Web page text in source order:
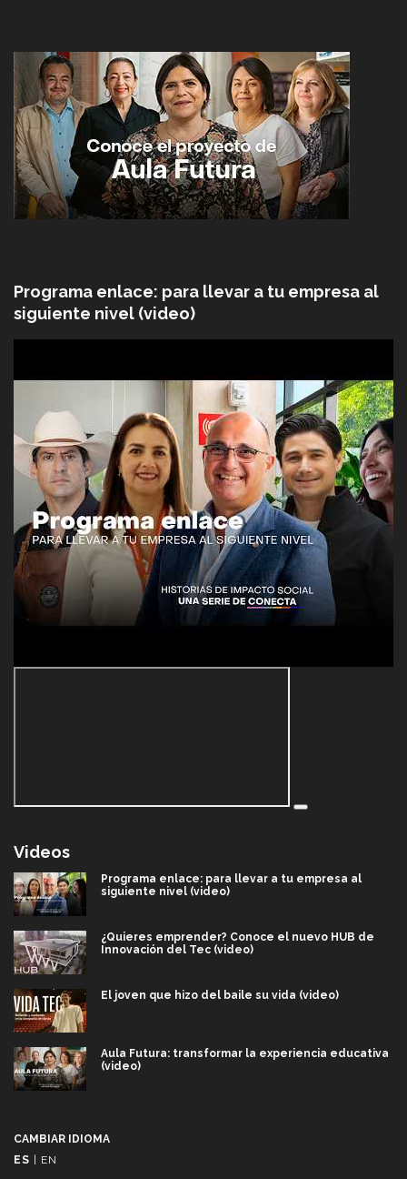
Programa enlace: para llevar a tu empresa al
siguiente nivel (video)
Videos
Programa enlace: para llevar a tu empresa al
siguiente nivel (video)
¿Quieres emprender? Conoce el nuevo HUB de
Innovación del Tec (video)
El joven que hizo del baile su vida (video)
Aula Futura: transformar la experiencia educativa
(video)
CAMBIAR IDIOMA
ES
EN